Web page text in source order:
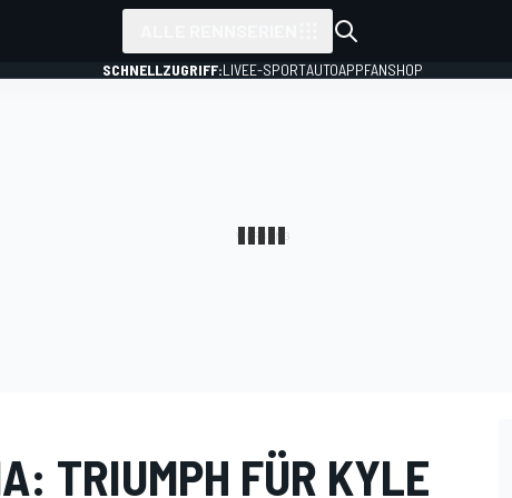
SCHNELLZUGRIFF:LIVEE-SPORTAUTOAPPFANSHOP
TRIUMPH FÜR KYLE